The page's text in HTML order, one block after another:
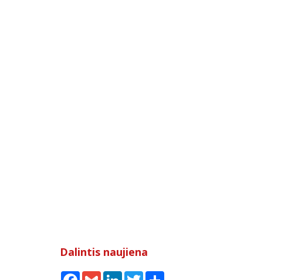
Dalintis naujiena
FacebookGmail LinkedInTwitter